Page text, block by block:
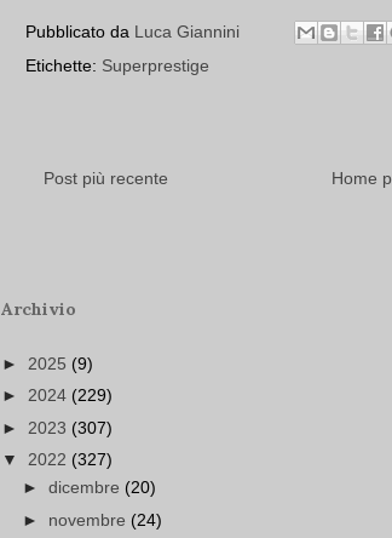
Pubblicato da Luca Giannini
Etichette: Superprestige
Post più recente Home
Archivio
► 2025 (9)
► 2024 (229)
► 2023 (307)
▼ 2022 (327)
► dicembre (20)
► novembre (24)